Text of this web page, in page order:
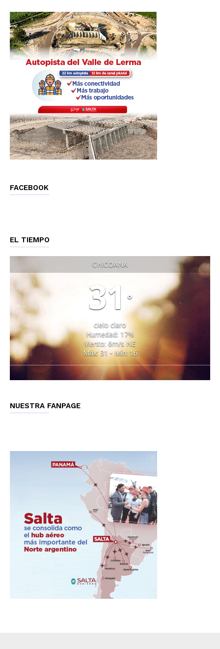
FACEBOOK
EL TIEMPO
CHICOANA
31 °
cielo claro
Humedad: 17%
Viento: 6m/s NE
Máx: 31 • Mín: 16
NUESTRA FANPAGE